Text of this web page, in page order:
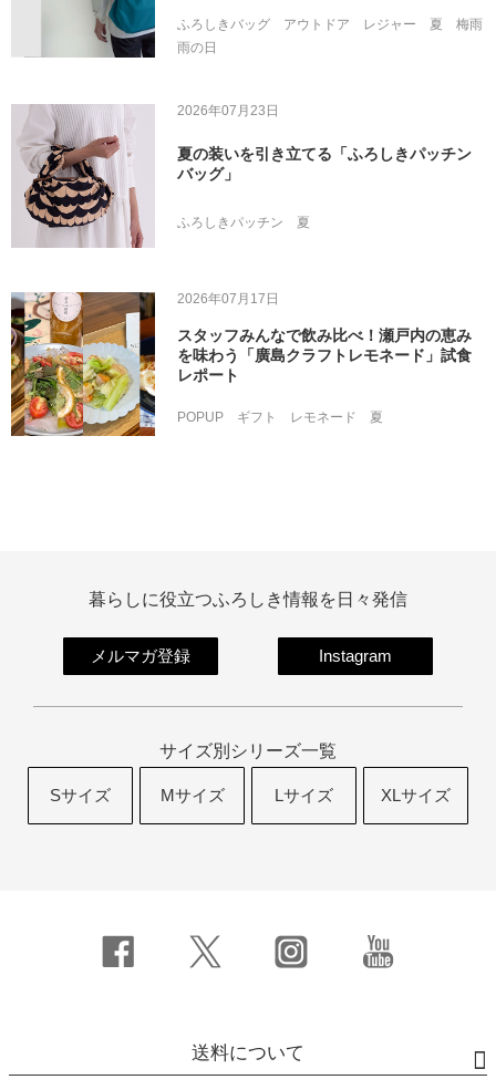
ふろしきバッグ アウトドア レジャー 夏
梅雨
雨の日
2026年07月23日
夏の装いを引き立てる「ふろしきパッチン
バッグ」
ふろしきパッチン 夏
2026年07月17日
スタッフみんなで飲み比べ！瀬戸内の恵み
を味わう「廣島クラフトレモネード」試食
レポート
POPUP ギフト レモネード 夏
暮らしに役立つふろしき情報を日々発信
メルマガ登録 Instagram
サイズ別シリーズ一覧
Sサイズ Mサイズ Lサイズ XLサイズ
送料について